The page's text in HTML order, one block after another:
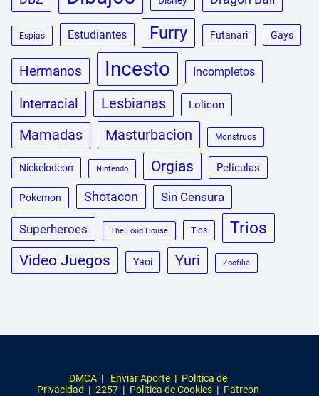
Espias Estudiantes Furry Futanari Gays
Hermanos Incesto Incompletos
Interracial Lesbianas Lolicon
Mamadas Masturbacion Monstruos
Nickelodeon Nintendo Orgias Peliculas
Pokemon Shotacon Sin Censura
Superheroes The Loud House Tios Trios
Video Juegos Yaoi Yuri Zoofilia
DMCA | Enviar Aporte | Politica de
Privacidad | 2257 | Politica de Cookies | Patreon